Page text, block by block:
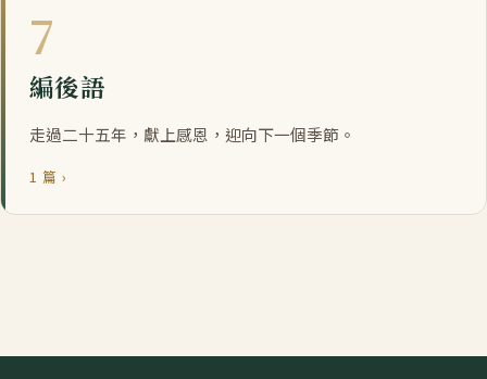
7
編後語
走過二十五年，獻上感恩，迎向下一個季節。
1 篇 ›